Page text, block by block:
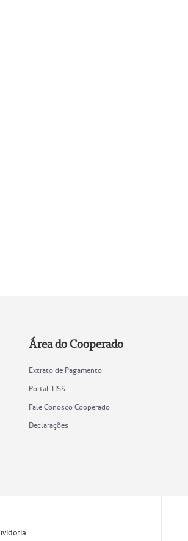
Área do Cooperado
Extrato de Pagamento
Portal TISS
Fale Conosco Cooperado
Declarações